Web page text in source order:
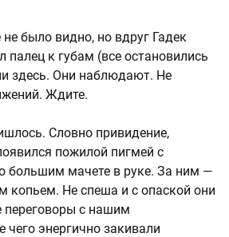
не было видно, но вдруг Гадек
палец к губам (все остановились
здесь. Они наблюдают. Не
Ждите.
Словно привидение,
пожилой пигмей с
большим мачете в руке. За ним —
копьем. Не спеша и с опаской они
переговоры с нашим
чего энергично закивали